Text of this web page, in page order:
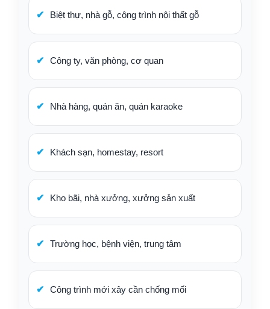
Biệt thự, nhà gỗ, công trình nội thất gỗ
Công ty, văn phòng, cơ quan
Nhà hàng, quán ăn, quán karaoke
Khách sạn, homestay, resort
Kho bãi, nhà xưởng, xưởng sản xuất
Trường học, bệnh viện, trung tâm
Công trình mới xây cần chống mối